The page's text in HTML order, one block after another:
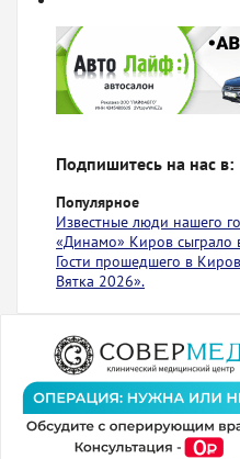
Подпишитесь на нас в:
Популярное
Известные люди нашего
«Динамо» Киров сыграло
Гости прошедшего в
Вятка 2026».